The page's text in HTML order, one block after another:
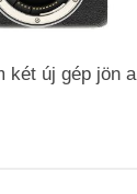
két új gép jön a